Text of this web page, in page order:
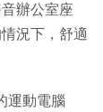
辦公室座
況下，舒適
運動電腦